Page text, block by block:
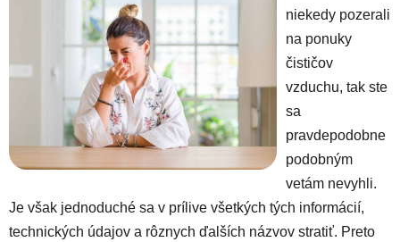
niekedy pozerali
na ponuky
čističov
vzduchu, tak ste
sa
pravdepodobne
podobným
vetám nevyhli.
Je však jednoduché sa v prílive všetkých tých informácií,
technických údajov a rôznych ďalších názvov stratiť. Preto